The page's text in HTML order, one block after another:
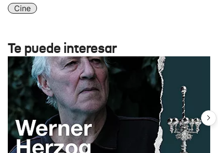
Cine
Te puede interesar